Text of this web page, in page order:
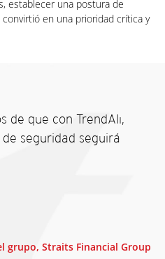
establecer una postura de
en una prioridad crítica y
de que con TrendAIı,
seguridad seguirá
grupo, Straits Financial Group